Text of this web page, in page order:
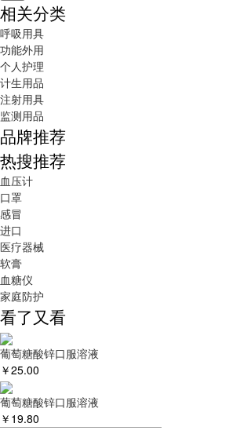
相关分类
呼吸用具
功能外用
个人护理
计生用品
注射用具
监测用品
品牌推荐
热搜推荐
血压计
口罩
感冒
进口
医疗器械
软膏
血糖仪
家庭防护
看了又看
葡萄糖酸锌口服溶液
￥25.00
葡萄糖酸锌口服溶液
￥ 19.80